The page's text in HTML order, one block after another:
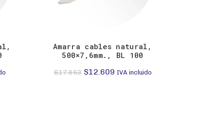
Amarra cables natural,
500×7,6mm., BL 100
$17.653 El
$12.609ElIVA incluido